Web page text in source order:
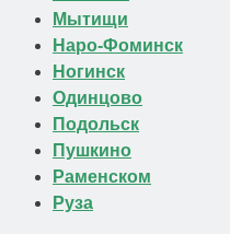
Мытищи
Наро-Фоминск
Ногинск
Одинцово
Подольск
Пушкино
Раменском
Руза